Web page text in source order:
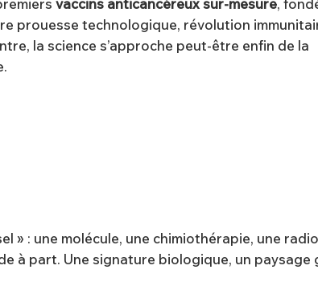
vaccins anticancéreux sur-mesure,
prouesse technologique, révolution
la science s’approche peut-être enfin de la
» : une molécule, une chimiothérapie, une
à part. Une signature biologique, un